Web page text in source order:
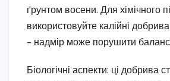
ґрунтом восени. Для хімічного
використовуйте калійні
– надмір може порушити
Біологічні аспекти: ці добрива